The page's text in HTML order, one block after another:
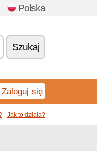
Polska
Szukaj
Zaloguj się
Jak to działa?